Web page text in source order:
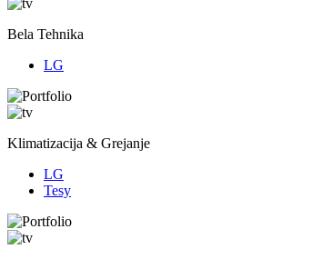
Bela Tehnika
LG
Klimatizacija & Grejanje
LG
Tesy